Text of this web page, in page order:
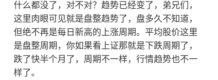
什么都没了，对不对？趋势已经变了，弟兄们，
这里肉眼可见就是盘整趋势了，盘多久不知道，
但绝不再是每日新高的上涨周期。平均股价这里
是盘整周期，你如果看上证那就是下跌周期了，
跌了快半个月了，周期不一样，行情趋势也不一
样了。